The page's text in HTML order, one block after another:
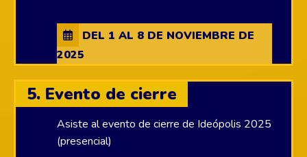
DEL 1 AL 8 DE NOVIEMBRE DE
2025
5. Evento de cierre
Asiste al evento de cierre de Ideópolis 2025
(presencial)